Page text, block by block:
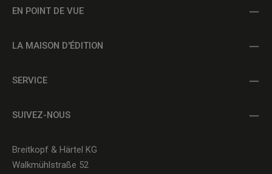
EN POINT DE VUE
LA MAISON D'ÉDITION
SERVICE
SUIVEZ-NOUS
Breitkopf & Härtel KG
Walkmühlstraße 52